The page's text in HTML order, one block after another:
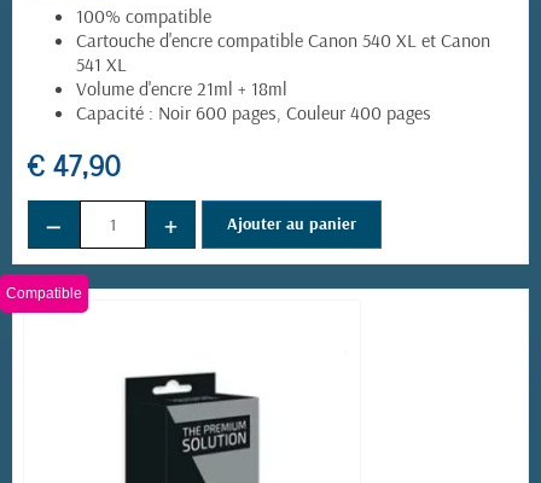
100% compatible
Cartouche d'encre compatible Canon 540 XL et Canon
541 XL
Volume d'encre 21ml + 18ml
Capacité : Noir 600 pages, Couleur 400 pages
€ 47,90
− + Ajouter au panier
Compatible